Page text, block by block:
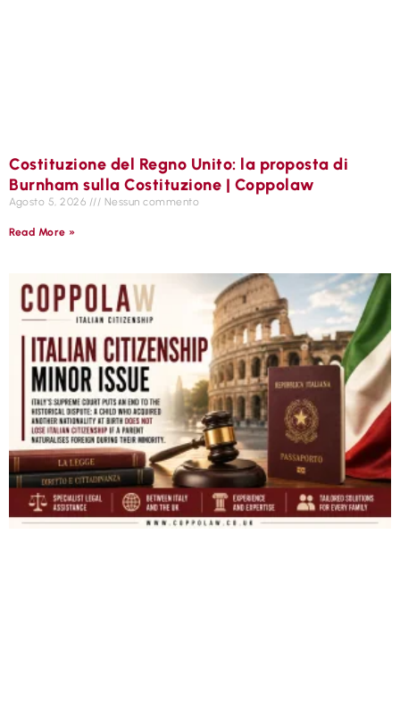
Costituzione del Regno Unito: la proposta di
Burnham sulla Costituzione | Coppolaw
Agosto 5, 2026 Nessun commento
Read More »